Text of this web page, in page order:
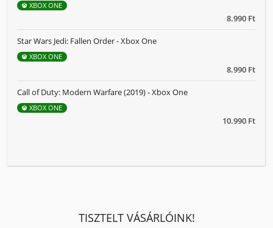
8.990 Ft
XBOX ONE
8.990 Ft
Star Wars Jedi: Fallen Order - Xbox One
XBOX ONE
10.990 Ft
Call of Duty: Modern Warfare (2019) - Xbox One
XBOX ONE
TISZTELT VÁSÁRLÓINK!